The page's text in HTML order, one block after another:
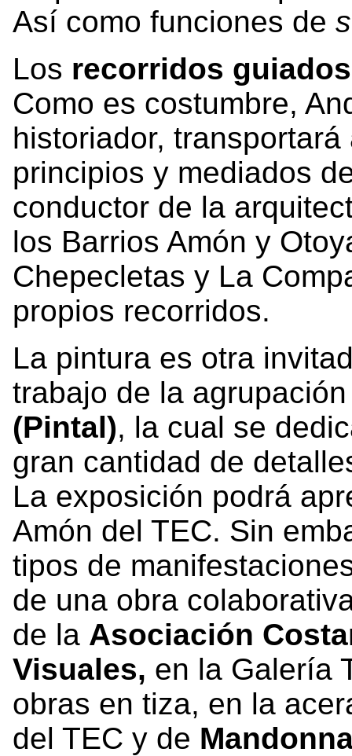
Así como funciones de
Los recorridos guiados
Como es costumbre,
historiador,
principios y mediados
conductor de la
los Barrios Amón y
Chepecletas y La
propios recorridos.
La pintura es otra
trabajo de la
(Pintal), la cual se
gran cantidad de
La exposición podrá
Amón del TEC. Sin
tipos de
de una obra
de la Asociación
Visuales, en la Galería
obras en tiza, en la
del TEC y de